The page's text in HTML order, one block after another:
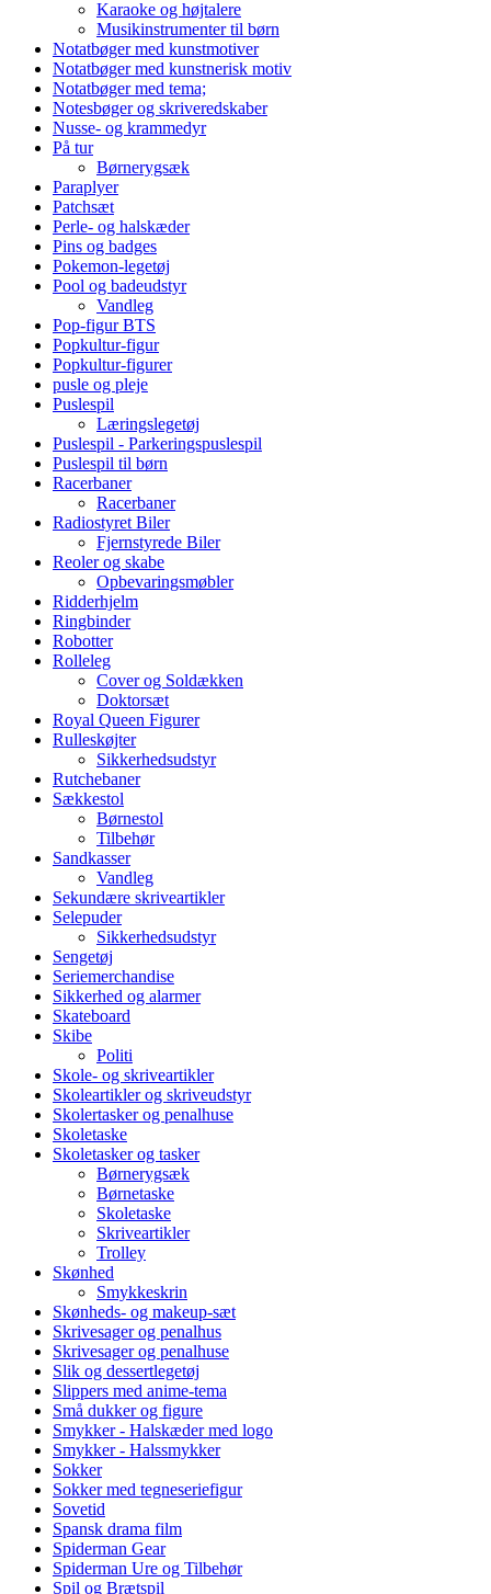
Karaoke og højtalere
Musikinstrumenter til børn
Notatbøger med kunstmotiver
Notatbøger med kunstnerisk motiv
Notatbøger med tema;
Notesbøger og skriveredskaber
Nusse- og krammedyr
På tur
Børnerygsæk
Paraplyer
Patchsæt
Perle- og halskæder
Pins og badges
Pokemon-legetøj
Pool og badeudstyr
Vandleg
Pop-figur BTS
Popkultur-figur
Popkultur-figurer
pusle og pleje
Puslespil
Læringslegetøj
Puslespil - Parkeringspuslespil
Puslespil til børn
Racerbaner
Racerbaner
Radiostyret Biler
Fjernstyrede Biler
Reoler og skabe
Opbevaringsmøbler
Ridderhjelm
Ringbinder
Robotter
Rolleleg
Cover og Soldækken
Doktorsæt
Royal Queen Figurer
Rulleskøjter
Sikkerhedsudstyr
Rutchebaner
Sækkestol
Børnestol
Tilbehør
Sandkasser
Vandleg
Sekundære skriveartikler
Selepuder
Sikkerhedsudstyr
Sengetøj
Seriemerchandise
Sikkerhed og alarmer
Skateboard
Skibe
Politi
Skole- og skriveartikler
Skoleartikler og skriveudstyr
Skolertasker og penalhuse
Skoletaske
Skoletasker og tasker
Børnerygsæk
Børnetaske
Skoletaske
Skriveartikler
Trolley
Skønhed
Smykkeskrin
Skønheds- og makeup-sæt
Skrivesager og penalhus
Skrivesager og penalhuse
Slik og dessertlegetøj
Slippers med anime-tema
Små dukker og figure
Smykker - Halskæder med logo
Smykker - Halssmykker
Sokker
Sokker med tegneseriefigur
Sovetid
Spansk drama film
Spiderman Gear
Spiderman Ure og Tilbehør
Spil og Brætspil